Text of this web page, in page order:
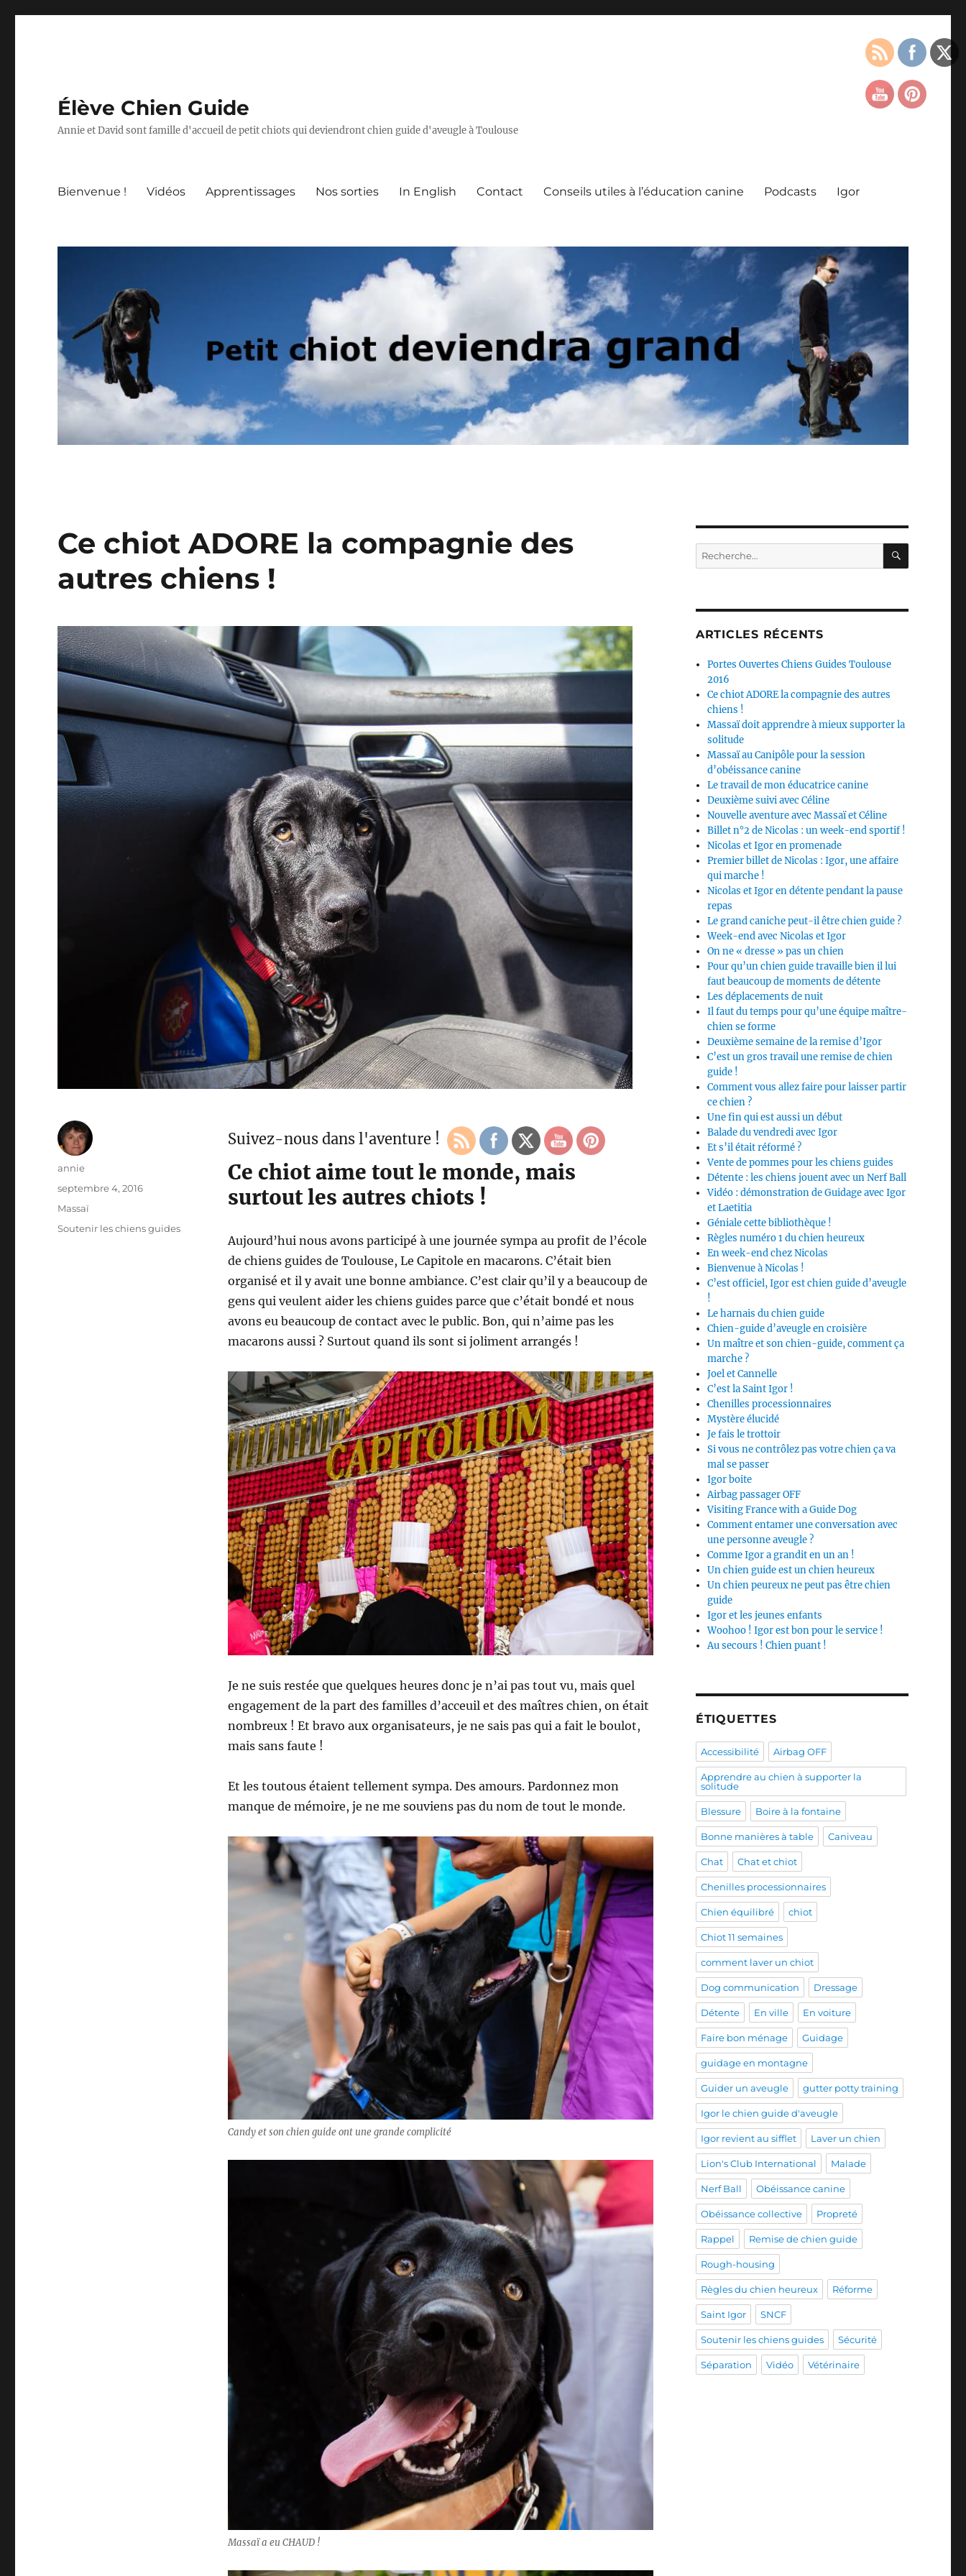
Élève Chien Guide
Annie et David sont famille d'accueil de petit chiots qui deviendront chien guide d'aveugle à Toulouse
Bienvenue ! Vidéos Apprentissages Nos sorties In English Contact Conseils utiles à l’éducation canine Podcasts Igor
Ce chiot ADORE la compagnie des
autres chiens !
Suivez-nous dans l'aventure !
Ce chiot aime tout le monde, mais
surtout les autres chiots !
Aujourd’hui nous avons participé à une journée sympa au profit de l’école
de chiens guides de Toulouse, Le Capitole en macarons. C’était bien
organisé et il y avait une bonne ambiance. C’est clair qu’il y a beaucoup de
gens qui veulent aider les chiens guides parce que c’était bondé et nous
avons eu beaucoup de contact avec le public. Bon, qui n’aime pas les
macarons aussi ? Surtout quand ils sont si joliment arrangés !
Je ne suis restée que quelques heures donc je n’ai pas tout vu, mais quel
engagement de la part des familles d’acceuil et des maîtres chien, on était
nombreux ! Et bravo aux organisateurs, je ne sais pas qui a fait le boulot,
mais sans faute !
Et les toutous étaient tellement sympa. Des amours. Pardonnez mon
manque de mémoire, je ne me souviens pas du nom de tout le monde.
Candy et son chien guide ont une grande complicité
Massaï a eu CHAUD !
Auteur
annie
Publié
septembre 4, 2016
Catégories
Massaï
Étiquettes
Soutenir les chiens guides
Recherche
pour :
ARTICLES RÉCENTS
Portes Ouvertes Chiens Guides Toulouse
2016
Ce chiot ADORE la compagnie des autres
chiens !
Massaï doit apprendre à mieux supporter la
solitude
Massaï au Canipôle pour la session
d’obéissance canine
Le travail de mon éducatrice canine
Deuxième suivi avec Céline
Nouvelle aventure avec Massaï et Céline
Billet n°2 de Nicolas : un week-end sportif !
Nicolas et Igor en promenade
Premier billet de Nicolas : Igor, une affaire
qui marche !
Nicolas et Igor en détente pendant la pause
repas
Le grand caniche peut-il être chien guide ?
Week-end avec Nicolas et Igor
On ne « dresse » pas un chien
Pour qu’un chien guide travaille bien il lui
faut beaucoup de moments de détente
Les déplacements de nuit
Il faut du temps pour qu’une équipe maître-
chien se forme
Deuxième semaine de la remise d’Igor
C’est un gros travail une remise de chien
guide !
Comment vous allez faire pour laisser partir
ce chien ?
Une fin qui est aussi un début
Balade du vendredi avec Igor
Et s’il était réformé ?
Vente de pommes pour les chiens guides
Détente : les chiens jouent avec un Nerf Ball
Vidéo : démonstration de Guidage avec Igor
et Laetitia
Géniale cette bibliothèque !
Règles numéro 1 du chien heureux
En week-end chez Nicolas
Bienvenue à Nicolas !
C’est officiel, Igor est chien guide d’aveugle
!
Le harnais du chien guide
Chien-guide d’aveugle en croisière
Un maître et son chien-guide, comment ça
marche ?
Joel et Cannelle
C’est la Saint Igor !
Chenilles processionnaires
Mystère élucidé
Je fais le trottoir
Si vous ne contrôlez pas votre chien ça va
mal se passer
Igor boite
Airbag passager OFF
Visiting France with a Guide Dog
Comment entamer une conversation avec
une personne aveugle ?
Comme Igor a grandit en un an !
Un chien guide est un chien heureux
Un chien peureux ne peut pas être chien
guide
Igor et les jeunes enfants
Woohoo ! Igor est bon pour le service !
Au secours ! Chien puant !
ÉTIQUETTES
Accessibilité Airbag OFF
Apprendre au chien à supporter la
solitude
Blessure Boire à la fontaine
Bonne manières à table Caniveau
Chat Chat et chiot
Chenilles processionnaires
Chien équilibré chiot
Chiot 11 semaines
comment laver un chiot
Dog communication Dressage
Détente En ville En voiture
Faire bon ménage Guidage
guidage en montagne
Guider un aveugle gutter potty training
Igor le chien guide d'aveugle
Igor revient au sifflet Laver un chien
Lion's Club International Malade
Nerf Ball Obéissance canine
Obéissance collective Propreté
Rappel Remise de chien guide
Rough-housing
Règles du chien heureux Réforme
Saint Igor SNCF
Soutenir les chiens guides Sécurité
Séparation Vidéo Vétérinaire